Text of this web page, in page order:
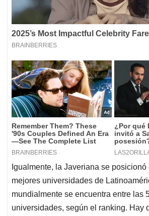
Igualmente, la Javeriana se
mejores universidades de
mundialmente se encuentra entre las
universidades, según el ranking. Hay